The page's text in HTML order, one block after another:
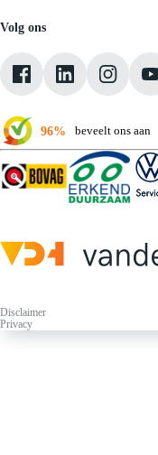
Medewerkers
Onze servicebeloften
Pechhulp
Klantbeoordelingen
Verkoopvoorwaarden
Volg ons
96% beveelt ons aan
Disclaimer
Privacy